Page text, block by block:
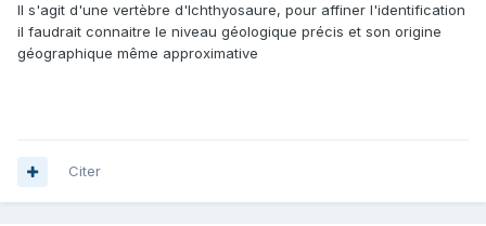
Il s'agit d'une vertèbre d'Ichthyosaure, pour affiner l'identification
il faudrait connaitre le niveau géologique précis et son origine
géographique même approximative
Citer